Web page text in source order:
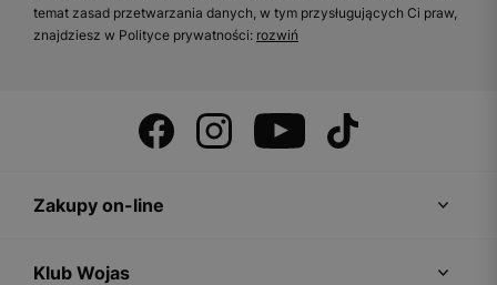
temat zasad przetwarzania danych, w tym przysługujących Ci praw,
znajdziesz w Polityce prywatności: rozwiń
Zakupy on-line
Klub Wojas